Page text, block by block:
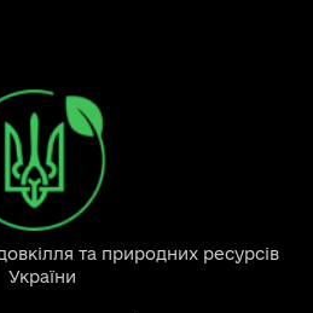
та природних ресурсів
України